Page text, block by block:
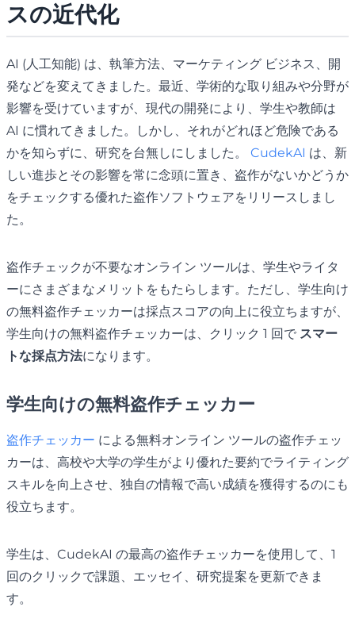
スの近代化
AI (人工知能) は、執筆方法、マーケティング ビジネス、開
発などを変えてきました。最近、学術的な取り組みや分野が
影響を受けていますが、現代の開発により、学生や教師は
AI に慣れてきました。しかし、それがどれほど危険である
かを知らずに、研究を台無しにしました。 CudekAI は、新
しい進歩とその影響を常に念頭に置き、盗作がないかどうか
をチェックする優れた盗作ソフトウェアをリリースしまし
た。
盗作チェックが不要なオンライン ツールは、学生やライタ
ーにさまざまなメリットをもたらします。ただし、学生向け
の無料盗作チェッカーは採点スコアの向上に役立ちますが、
学生向けの無料盗作チェッカーは、クリック 1 回で スマー
トな採点方法になります。
学生向けの無料盗作チェッカー
盗作チェッカー による無料オンライン ツールの盗作チェッ
カーは、高校や大学の学生がより優れた要約でライティング
スキルを向上させ、独自の情報で高い成績を獲得するのにも
役立ちます。
学生は、CudekAI の最高の盗作チェッカーを使用して、1
回のクリックで課題、エッセイ、研究提案を更新できま
す。